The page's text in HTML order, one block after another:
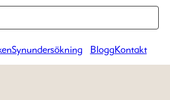
Synundersökning Blogg Kontakt